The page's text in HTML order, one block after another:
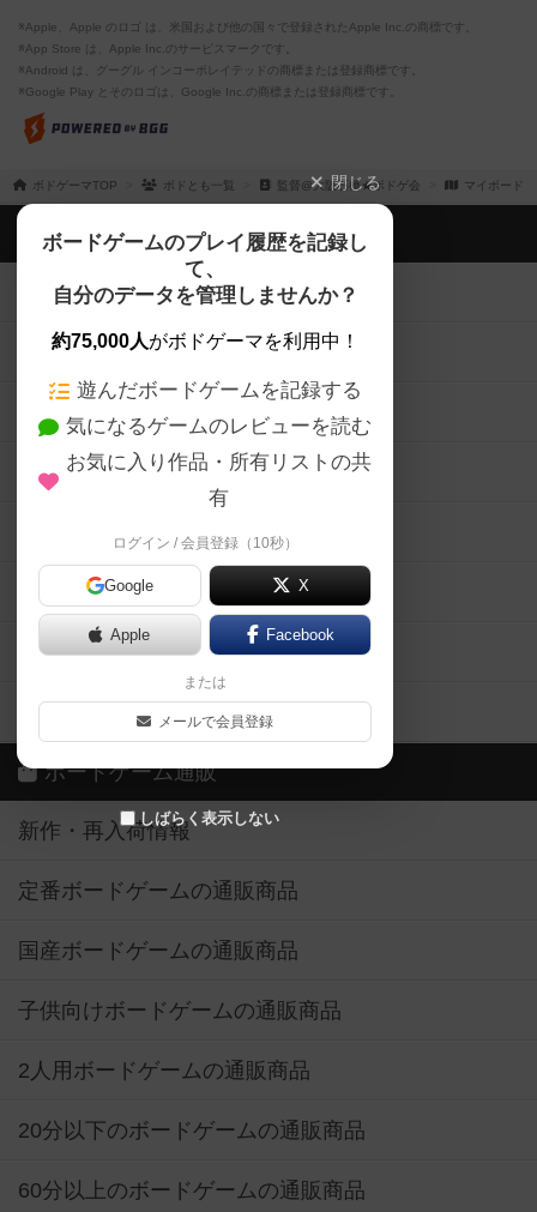
※Apple、Apple のロゴ は、米国および他の国々で登録されたApple Inc.の商標です。
※App Store は、Apple Inc.のサービスマークです。
※Android は、グーグル インコーポレイテッドの商標または登録商標です。
※Google Play とそのロゴは、Google Inc.の商標または登録商標です。
ボドゲーマTOP ボドとも一覧 監督@大阪石橋★ボドゲ会 マイボード
閉じる
ボードゲームのプレイ履歴を記録し
て、
自分のデータを管理しませんか？
約75,000人がボドゲーマを利用中！
遊んだボードゲームを記録する
気になるゲームのレビューを読む
お気に入り作品・所有リストの共
有
ログイン / 会員登録（10秒）
Google X
Apple Facebook
または
メールで会員登録
しばらく表示しない
ボドゲーマTOP
ボードゲームを検索する
ボードゲームの新着レビュー
ボードゲーム会情報
メカニクス特集
掲示板・トピックス
ボドとも・会員一覧
ボードゲーム業界コラム
ボドゲーマご利用案内
ボードゲーム通販
新作・再入荷情報
定番ボードゲームの通販商品
国産ボードゲームの通販商品
子供向けボードゲームの通販商品
2人用ボードゲームの通販商品
20分以下のボードゲームの通販商品
60分以上のボードゲームの通販商品